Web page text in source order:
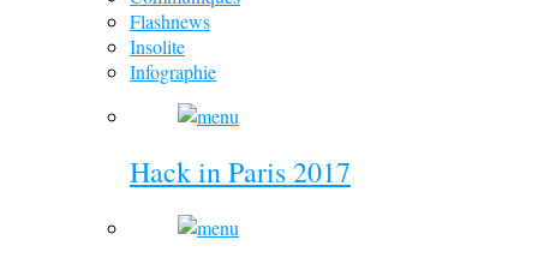
Flashnews
Insolite
Infographie
Hack in Paris 2017